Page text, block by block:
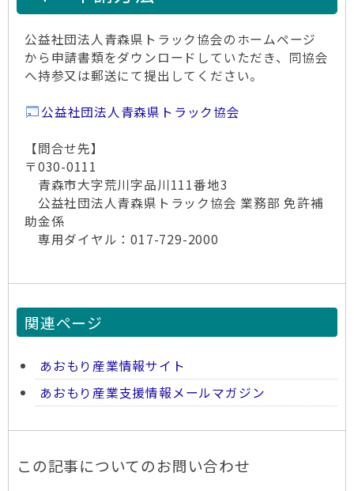
公益社団法人青森県トラック協会のホームページ
から申請書類をダウンロードしていただき、同協会
へ持参又は郵送にて提出してください。
公益社団法人青森県トラック協会
【問合せ先】
〒030-0111
青森市大字荒川字品川111番地3
公益社団法人青森県トラック協会 業務部 免許補
助金係
専用ダイヤル：017-729-2000
関連ページ
あおもり産業情報サイト
あおもり産業支援情報メールマガジン
この記事についてのお問い合わせ